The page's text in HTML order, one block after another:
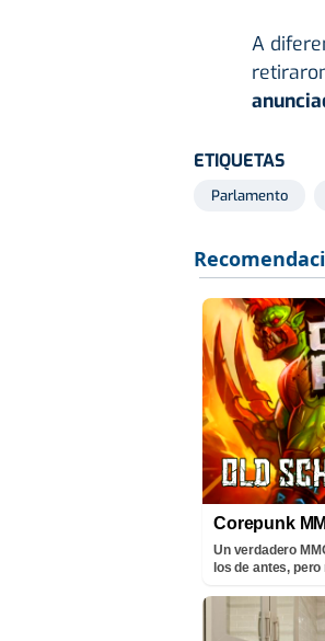
A
ETIQUETAS
Parlamento
Corepunk
Un verdadero
los de antes, pero